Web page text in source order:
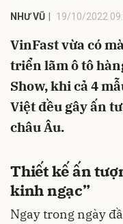
NHƯ VŨ 19/10/2022
VinFast vừa có
triển lãm ô tô
Show, khi cả 4
Việt đều gây ấn
châu Âu.
Thiết kế ấn
kinh ngạc”
Ngay trong ngày